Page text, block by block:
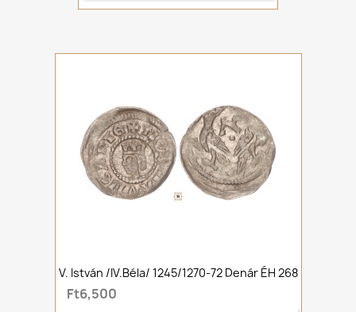
V. István /IV.Béla/ 1245/1270-72 Denár ÉH 268
Ft6,500